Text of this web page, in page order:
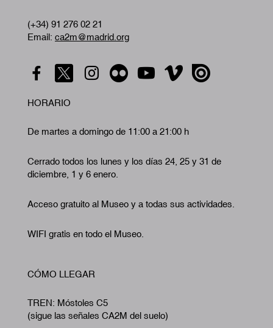
(+34) 91 276 02 21
Email: ca2m@madrid.org
HORARIO
De martes a domingo de 11:00 a 21:00 h
Cerrado todos los lunes y los días 24, 25 y 31 de
diciembre, 1 y 6 enero.
Acceso gratuito al Museo y a todas sus actividades.
WIFI gratis en todo el Museo.
CÓMO LLEGAR
TREN: Móstoles C5
(sigue las señales CA2M del suelo)